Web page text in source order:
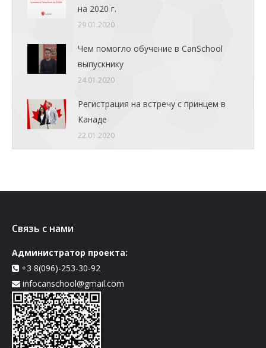
на 2020 г.
29.01.2020
Чем помогло обучение в CanSchool
выпускнику
24.01.2020
Регистрация на встречу с принцем в
Канаде
22.01.2020
Связь с нами
Администратор проекта:
+3 8(096)-253-30-92
infocanschool@gmail.com